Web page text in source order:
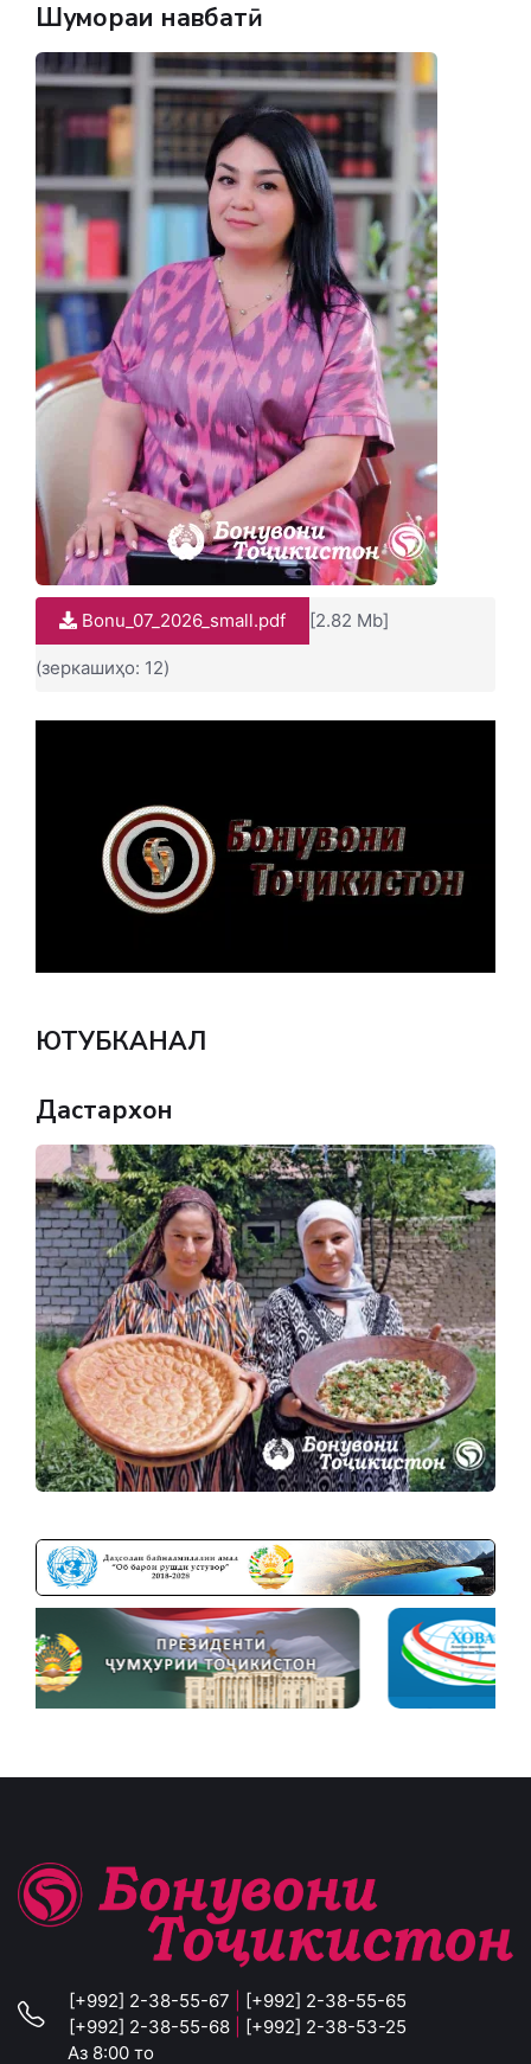
Шумораи навбатӣ
Bonu_07_2026_small.pdf [2.82 Mb]
(зеркашиҳо: 12)
ЮТУБКАНАЛ
Дастархон
[+992] 2-38-55-67
[+992] 2-38-55-65
[+992] 2-38-55-68
[+992] 2-38-53-25
Аз 8:00 то